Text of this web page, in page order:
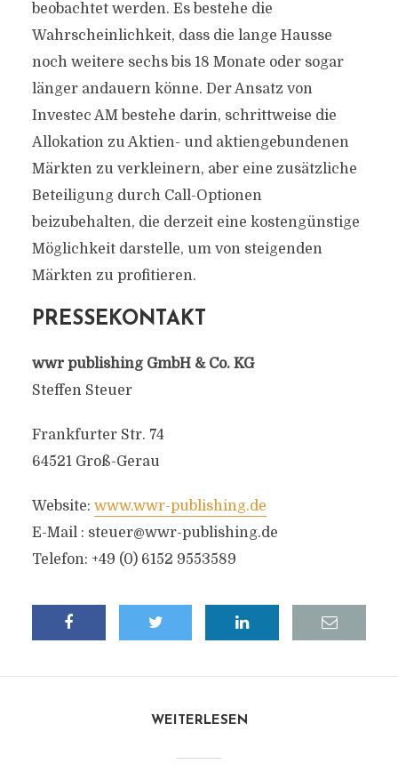
beobachtet werden. Es bestehe die
Wahrscheinlichkeit, dass die lange Hausse
noch weitere sechs bis 18 Monate oder sogar
länger andauern könne. Der Ansatz von
Investec AM bestehe darin, schrittweise die
Allokation zu Aktien- und aktiengebundenen
Märkten zu verkleinern, aber eine zusätzliche
Beteiligung durch Call-Optionen
beizubehalten, die derzeit eine kostengünstige
Möglichkeit darstelle, um von steigenden
Märkten zu profitieren.
PRESSEKONTAKT
wwr publishing GmbH & Co. KG
Steffen Steuer
Frankfurter Str. 74
64521 Groß-Gerau
Website: www.wwr-publishing.de
E-Mail : steuer@wwr-publishing.de
Telefon: +49 (0) 6152 9553589
WEITERLESEN